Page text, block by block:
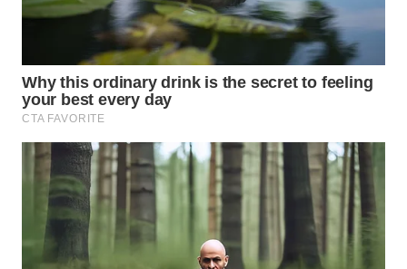
WAHANA
WAHANA
TV
WAHANANEWS
ID
WAHANANEWS
CO ID